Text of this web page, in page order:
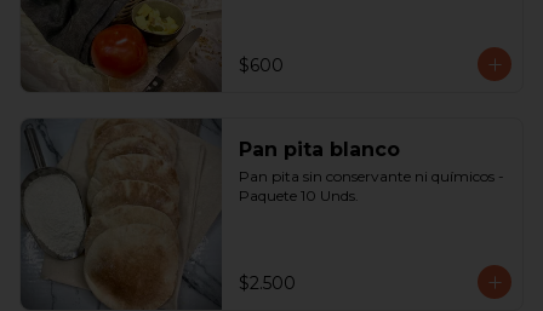
$600
Pan pita blanco
Pan pita sin conservante ni químicos -
Paquete 10 Unds.
$2.500